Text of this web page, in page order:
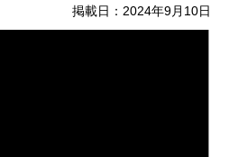
掲載日：2024年9月10日